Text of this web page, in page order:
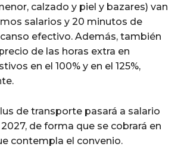
calzado y piel y bazares) van
salarios y 20 minutos de
efectivo. Además, también
de las horas extra en
en el 100% y en el 125%,
de transporte pasará a salario
de forma que se cobrará en
contempla el convenio.